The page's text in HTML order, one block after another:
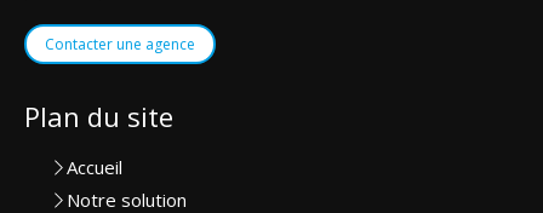
Contacter une agence
Plan du site
Accueil
Notre solution